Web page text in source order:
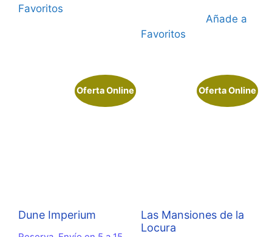
Favoritos
Añade a
Favoritos
Oferta Online
Dune Imperium
Oferta Online
Las Mansiones de la
Locura